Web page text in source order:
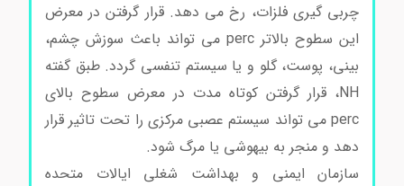
چربی گیری فلزات، رخ می دهد. قرار گرفتن در معرض
این سطوح بالاتر perc می تواند باعث سوزش چشم،
بینی، پوست، گلو و یا سیستم تنفسی گردد. طبق گفته
NH، قرار گرفتن کوتاه مدت در معرض سطوح بالای
perc می تواند سیستم عصبی مرکزی را تحت تاثیر قرار
دهد و منجر به بیهوشی یا مرگ شود.
سازمان ایمنی و بهداشت شغلی ایالات متحده